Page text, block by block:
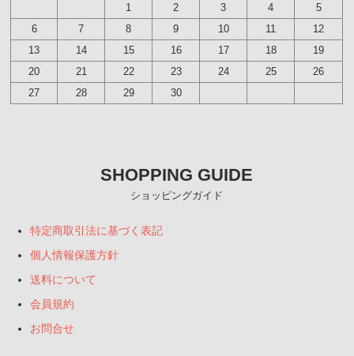
1
2 3 4
5
6
7 8 9 10 11
12
13
14 15 16 17 18
19
20
21 22 23 24 25
26
27
28 29 30
SHOPPING GUIDE
ショッピングガイド
特定商取引法に基づく表記
個人情報保護方針
送料について
会員規約
お問合せ